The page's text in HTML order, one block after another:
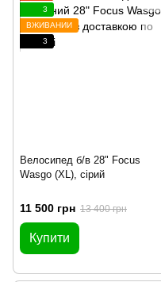
3
ВЖИВАНИЙ
3
Велосипед б/в 28" Focus
Wasgo (XL), сірий
11 500 грн 13 400 грн
Купити